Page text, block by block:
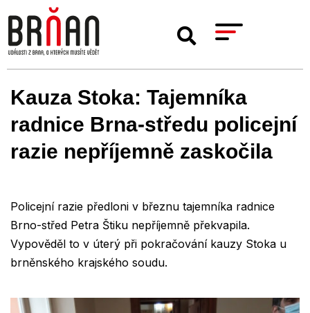
Kauza Stoka: Tajemníka
radnice Brna-středu policejní
razie nepříjemně zaskočila
Policejní razie předloni v březnu tajemníka radnice
Brno-střed Petra Štiku nepříjemně překvapila.
Vypověděl to v úterý při pokračování kauzy Stoka u
brněnského krajského soudu.